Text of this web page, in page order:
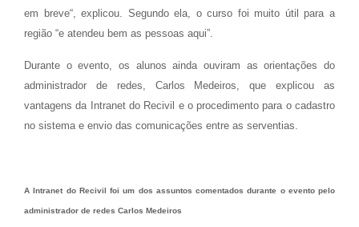
em breve“, explicou. Segundo ela, o curso foi muito útil para a
região “e atendeu bem as pessoas aqui”.
Durante o evento, os alunos ainda ouviram as orientações do
administrador de redes, Carlos Medeiros, que explicou as
vantagens da Intranet do Recivil e o procedimento para o cadastro
no sistema e envio das comunicações entre as serventias.
A Intranet do Recivil foi um dos assuntos comentados durante o evento pelo
administrador de redes Carlos Medeiros